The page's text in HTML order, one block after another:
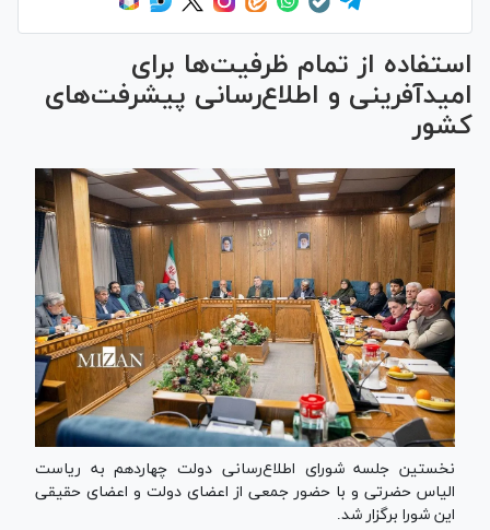
استفاده از تمام ظرفیت‌ها برای
امیدآفرینی و اطلاع‌رسانی پیشرفت‌های
کشور
نخستین جلسه شورای اطلاع‌رسانی دولت چهاردهم به ریاست
الیاس حضرتی و با حضور جمعی از اعضای دولت و اعضای حقیقی
این شورا برگزار شد.